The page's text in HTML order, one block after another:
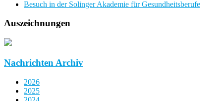
Besuch in der Solinger Akademie für Gesundheitsberufe
Auszeichnungen
Nachrichten Archiv
2026
2025